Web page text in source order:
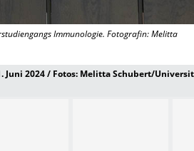
Immunologie. Fotografin: Melitta
2024 / Fotos: Melitta Schubert/